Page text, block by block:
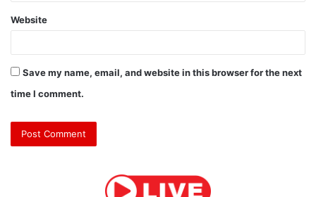
Website
Save my name, email, and website in this browser for the next
time I comment.